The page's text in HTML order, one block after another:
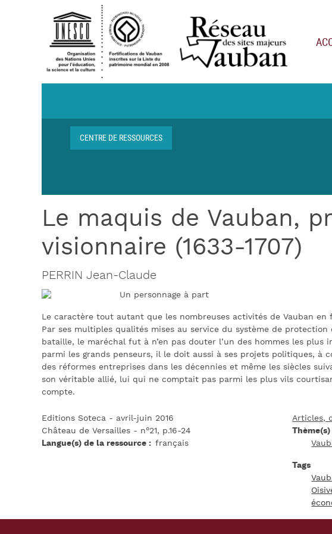
Aller au contenu principal
Fil d'Ariane
CENTRE DE RESSOURCES
Le maquis de Vauban,
visionnaire (1633-1707)
PERRIN Jean-Claude
Un personnage à part
Le caractère tout autant que les nombreuses activités de Vauban en
Par ses multiples qualités mises au service du système de
bataille, le maréchal fut à n’en pas douter l’un des hommes les plus
parmi les grands penseurs, il le doit aussi à ses projets politiques, à
des réformes entreprises dans les décennies et même les siècles
son véritable allié, lui qui ne comptait pas parmi les plus vils
compte.
Editions Soteca - avril-juin 2016
Château de Versailles - n°21, p.16-24
Langue(s) de la ressource
français
Articles,
Thème(s)
Tags